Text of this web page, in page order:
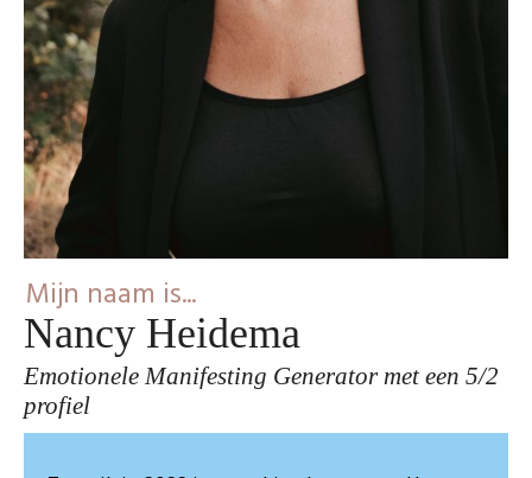
Mijn naam is...
Nancy Heidema
Emotionele Manifesting Generator met een 5/2
profiel